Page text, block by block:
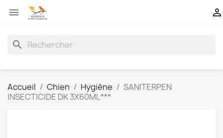
 
search
Accueil Chien Hygiène
SANITERPEN
INSECTICIDE DK 3X60ML***